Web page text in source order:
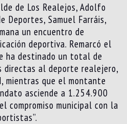
de Los Realejos, Adolfo
Deportes, Samuel Farráis,
un encuentro de
deportiva. Remarcó el
ha destinado un total de
directas al deporte realejero,
mientras que el montante
asciende a 1.254.900
compromiso municipal con la